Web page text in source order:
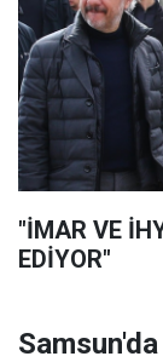
"İMAR VE
EDİYOR"